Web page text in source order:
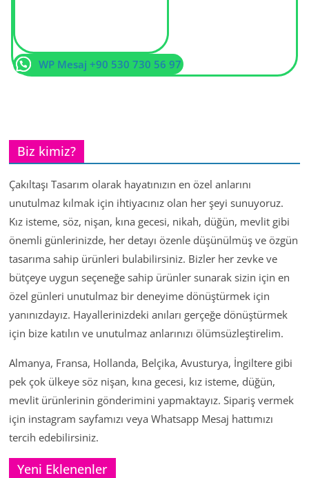
WP Mesaj +90 530 730 56 97
Biz kimiz?
Çakıltaşı Tasarım olarak hayatınızın en özel anlarını
unutulmaz kılmak için ihtiyacınız olan her şeyi sunuyoruz.
Kız isteme, söz, nişan, kına gecesi, nikah, düğün, mevlit gibi
önemli günlerinizde, her detayı özenle düşünülmüş ve özgün
tasarıma sahip ürünleri bulabilirsiniz. Bizler her zevke ve
bütçeye uygun seçeneğe sahip ürünler sunarak sizin için en
özel günleri unutulmaz bir deneyime dönüştürmek için
yanınızdayız. Hayallerinizdeki anıları gerçeğe dönüştürmek
için bize katılın ve unutulmaz anlarınızı ölümsüzleştirelim.
Almanya, Fransa, Hollanda, Belçika, Avusturya, İngiltere gibi
pek çok ülkeye söz nişan, kına gecesi, kız isteme, düğün,
mevlit ürünlerinin gönderimini yapmaktayız. Sipariş vermek
için instagram sayfamızı veya Whatsapp Mesaj hattımızı
tercih edebilirsiniz.
Yeni Eklenenler